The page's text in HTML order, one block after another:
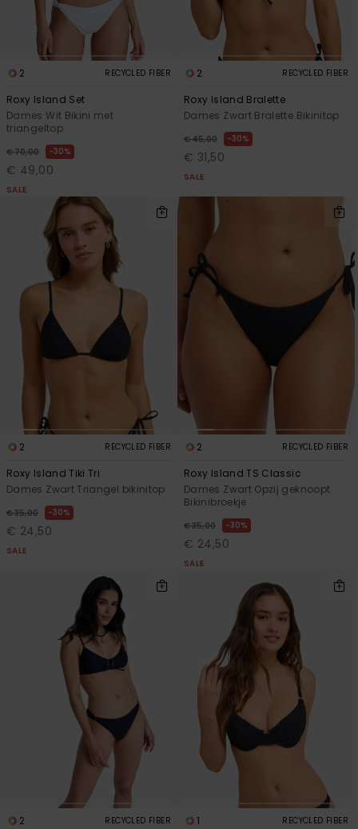
2 RECYCLED FIBER
Roxy Island Set
Dames Wit Bikini met
triangeltop
€ 70,00 30%
€ 49,00
SALE
2 RECYCLED FIBER
Roxy Island Bralette
Dames Zwart Bralette Bikinitop
€ 45,00 30%
€ 31,50
SALE
2 RECYCLED FIBER
Roxy Island Tiki Tri
Dames Zwart Triangel bikinitop
€ 35,00 30%
€ 24,50
SALE
2 RECYCLED FIBER
Roxy Island TS Classic
Dames Zwart Opzij geknoopt
Bikinibroekje
€ 35,00 30%
€ 24,50
SALE
2 RECYCLED FIBER 1 RECYCLED FIBER